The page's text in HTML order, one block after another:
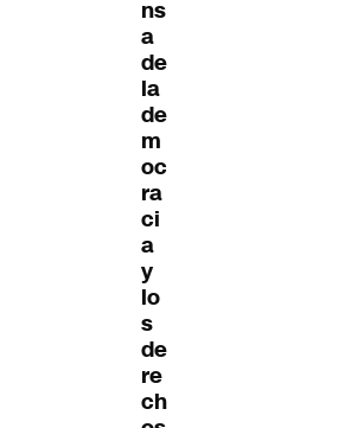
ns
a
de
la
de
m
oc
ra
ci
a
y
lo
s
de
re
ch